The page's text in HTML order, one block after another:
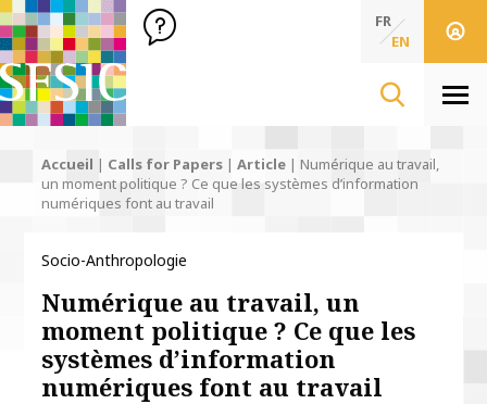
SFSIC Société Française des Sciences de l'Information & de
Société Française des Sciences de
FR
EN
Accueil | Calls for Papers | Article | Numérique au travail,
un moment politique ? Ce que les systèmes d’information
numériques font au travail
Socio-Anthropologie
Numérique au travail, un
moment politique ? Ce que les
systèmes d’information
numériques font au travail